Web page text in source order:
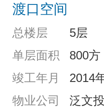
渡口空间
总楼层
5层
单层面积
800方
竣工年月
2014
物业公司
泛文